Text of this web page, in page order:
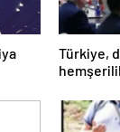
Türkiye,